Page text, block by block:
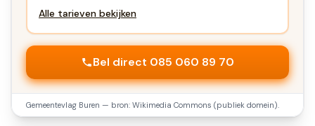
Alle tarieven bekijken
Bel direct 085 060 89 70
Gemeentevlag Buren — bron: Wikimedia Commons (publiek domein).